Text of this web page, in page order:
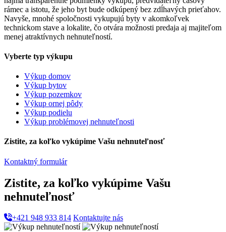
rámec a istotu, že jeho byt bude odkúpený bez zdĺhavých prieťahov.
Navyše, mnohé spoločnosti vykupujú byty v akomkoľvek
technickom stave a lokalite, čo otvára možnosti predaja aj majiteľom
menej atraktívnych nehnuteľností.
Vyberte typ výkupu
Výkup domov
Výkup bytov
Výkup pozemkov
Výkup ornej pôdy
Výkup podielu
Výkup problémovej nehnuteľnosti
Zistite, za koľko vykúpime Vašu nehnuteľnosť
Kontaktný formulár
Zistite, za koľko vykúpime Vašu
nehnuteľnosť
+421 948 933 814 Kontaktujte nás